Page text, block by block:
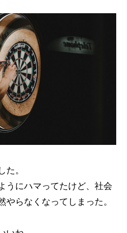
た。
うにハマってたけど、社会
やらなくなってしまった。